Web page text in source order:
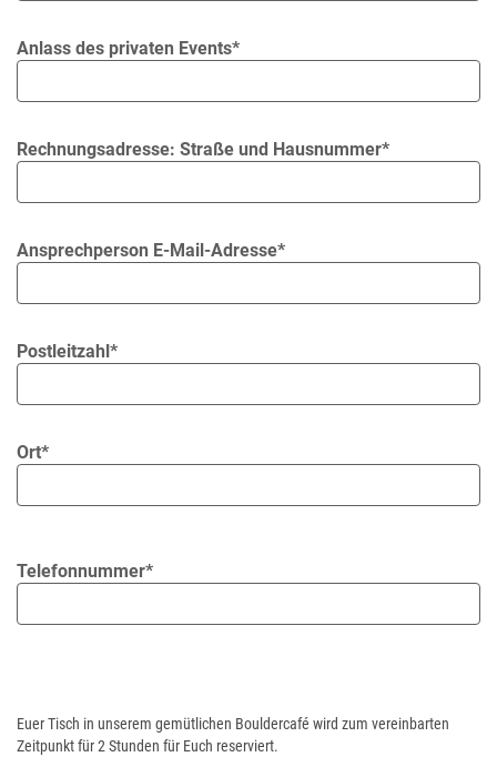
Anlass des privaten Events*
Rechnungsadresse: Straße und Hausnummer*
Ansprechperson E-Mail-Adresse*
Postleitzahl*
Ort*
Telefonnummer*
Euer Tisch in unserem gemütlichen Bouldercafé wird zum vereinbarten
Zeitpunkt für 2 Stunden für Euch reserviert.